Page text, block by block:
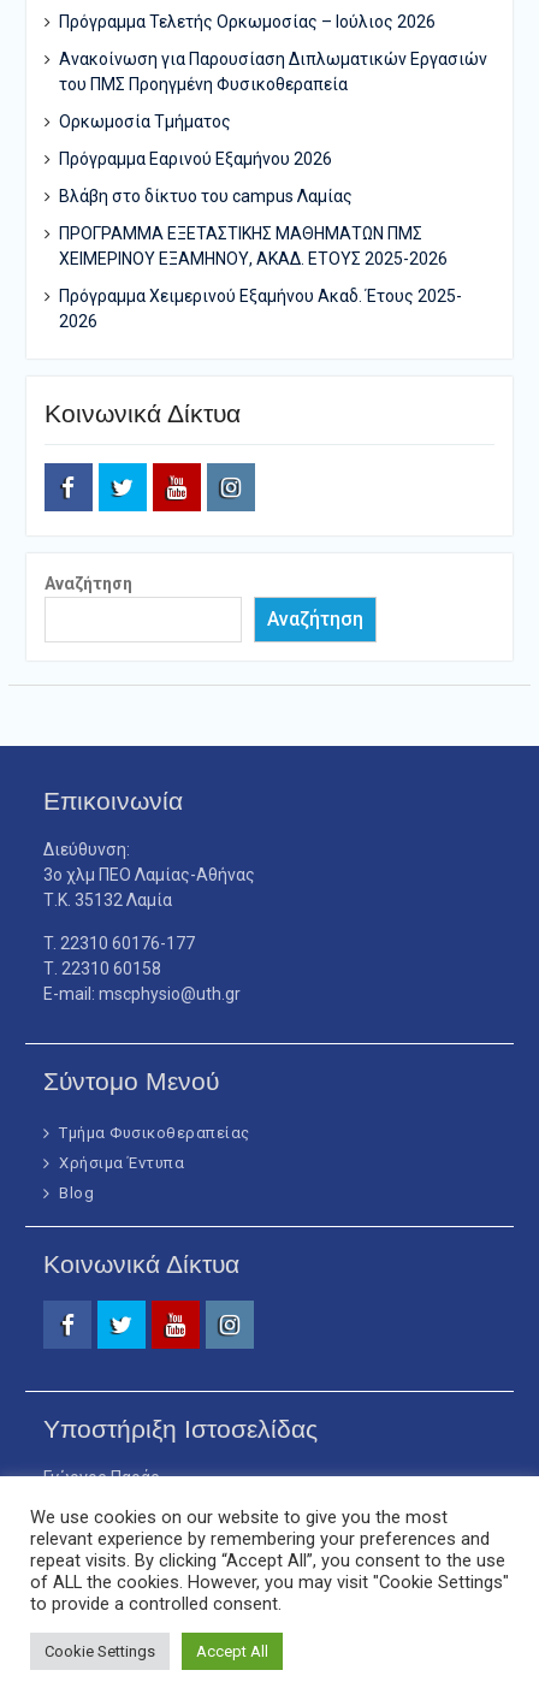
Πρόγραμμα Τελετής Ορκωμοσίας – Ιούλιος 2026
Ανακοίνωση για Παρουσίαση Διπλωματικών Εργασιών
του ΠΜΣ Προηγμένη Φυσικοθεραπεία
Ορκωμοσία Τμήματος
Πρόγραμμα Εαρινού Εξαμήνου 2026
Bλάβη στο δίκτυο του campus Λαμίας
ΠΡΟΓΡΑΜΜΑ ΕΞΕΤΑΣΤΙΚΗΣ ΜΑΘΗΜΑΤΩΝ ΠΜΣ
ΧΕΙΜΕΡΙΝΟΥ ΕΞΑΜΗΝΟΥ, ΑΚΑΔ. ΕΤΟΥΣ 2025-2026
Πρόγραμμα Χειμερινού Εξαμήνου Ακαδ. Έτους 2025-
2026
Κοινωνικά Δίκτυα
Αναζήτηση
Αναζήτηση
Επικοινωνία
Διεύθυνση:
3ο χλμ ΠΕΟ Λαμίας-Αθήνας
Τ.Κ. 35132 Λαμία
T. 22310 60176-177
Τ. 22310 60158
E-mail: mscphysio@uth.gr
Σύντομο Μενού
Τμήμα Φυσικοθεραπείας
Χρήσιμα Έντυπα
Blog
Κοινωνικά Δίκτυα
Υποστήριξη Ιστοσελίδας
Γιώργος Παράς
Ηλίας Χόντος
Τεχνικός Σύμβουλος
Copyright © 2026ΠΡΟΗΓΜΕΝΗ ΦΥΣΙΚΟΘΕΡΑΠΕΙΑ
We use cookies on our website to give you the most
relevant experience by remembering your preferences and
repeat visits. By clicking “Accept All”, you consent to the use
of ALL the cookies. However, you may visit "Cookie Settings"
to provide a controlled consent.
Cookie Settings Accept All